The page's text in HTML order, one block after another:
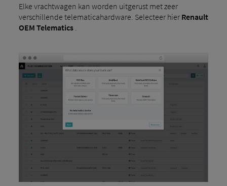
Elke vrachtwagen kan worden uitgerust met zeer
verschillende telematicahardware. Selecteer hier Renault
OEM Telematics.